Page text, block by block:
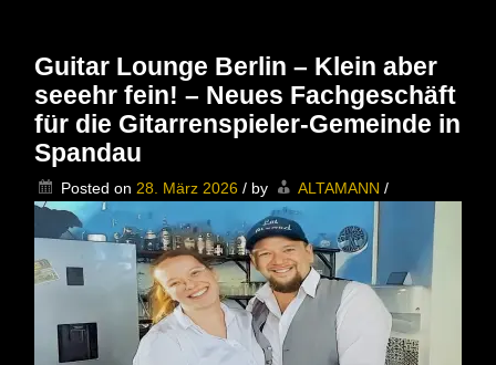
Dolgener
live
im
SWART
Guitar Lounge Berlin – Klein aber
seeehr fein! – Neues Fachgeschäft
für die Gitarrenspieler-Gemeinde in
Spandau
Posted on 28. März 2026 / by ALTAMANN /